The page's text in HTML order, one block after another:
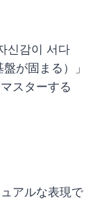
신감이 서다
が固まる）」
スターする
アルな表現で